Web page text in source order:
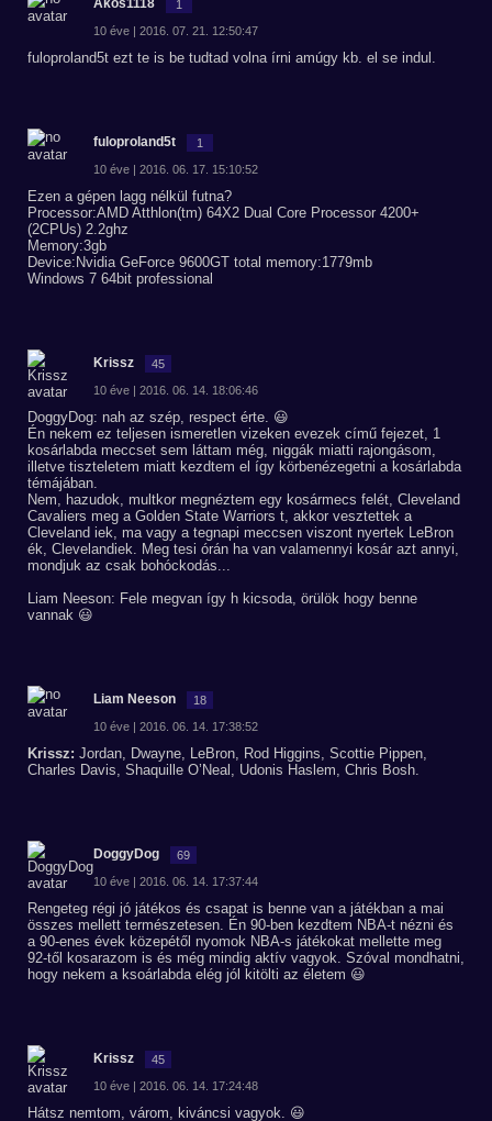
Akos1118 1
10 éve | 2016. 07. 21. 12:50:47
fuloproland5t ezt te is be tudtad volna írni amúgy kb. el se indul.
fuloproland5t 1
10 éve | 2016. 06. 17. 15:10:52
Ezen a gépen lagg nélkül futna?
Processor:AMD Atthlon(tm) 64X2 Dual Core Processor 4200+
(2CPUs) 2.2ghz
Memory:3gb
Device:Nvidia GeForce 9600GT total memory:1779mb
Windows 7 64bit professional
Krissz 45
10 éve | 2016. 06. 14. 18:06:46
DoggyDog: nah az szép, respect érte. 😃
Én nekem ez teljesen ismeretlen vizeken evezek című fejezet, 1
kosárlabda meccset sem láttam még, niggák miatti rajongásom,
illetve tiszteletem miatt kezdtem el így körbenézegetni a kosárlabda
témájában.
Nem, hazudok, multkor megnéztem egy kosármecs felét, Cleveland
Cavaliers meg a Golden State Warriors t, akkor vesztettek a
Cleveland iek, ma vagy a tegnapi meccsen viszont nyertek LeBron
ék, Clevelandiek. Meg tesi órán ha van valamennyi kosár azt annyi,
mondjuk az csak bohóckodás...
Liam Neeson: Fele megvan így h kicsoda, örülök hogy benne
vannak 😃
Liam Neeson 18
10 éve | 2016. 06. 14. 17:38:52
Krissz: Jordan, Dwayne, LeBron, Rod Higgins, Scottie Pippen,
Charles Davis, Shaquille O’Neal, Udonis Haslem, Chris Bosh.
DoggyDog 69
10 éve | 2016. 06. 14. 17:37:44
Rengeteg régi jó játékos és csapat is benne van a játékban a mai
összes mellett természetesen. Én 90-ben kezdtem NBA-t nézni és
a 90-enes évek közepétől nyomok NBA-s játékokat mellette meg
92-től kosarazom is és még mindig aktív vagyok. Szóval mondhatni,
hogy nekem a ksoárlabda elég jól kitölti az életem 😃
Krissz 45
10 éve | 2016. 06. 14. 17:24:48
Hátsz nemtom, várom, kiváncsi vagyok. 😃